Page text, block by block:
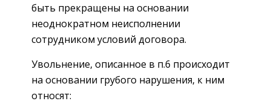
быть прекращены на основании
неоднократном неисполнении
сотрудником условий договора.
Увольнение, описанное в п.6 происходит
на основании грубого нарушения, к ним
относят: